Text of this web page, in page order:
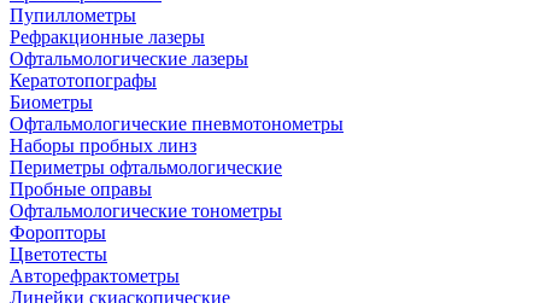
Пупиллометры
Рефракционные лазеры
Офтальмологические лазеры
Кератотопографы
Биометры
Офтальмологические пневмотонометры
Наборы пробных линз
Периметры офтальмологические
Пробные оправы
Офтальмологические тонометры
Форопторы
Цветотесты
Авторефрактометры
Линейки скиаскопические